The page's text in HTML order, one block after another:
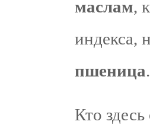
маслам,
индекса,
пшеница.
Кто